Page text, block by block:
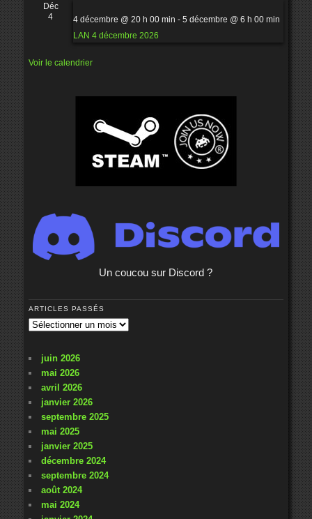
Déc
4
4 décembre @ 20 h 00 min - 5 décembre @ 6 h 00 min
LAN 4 décembre 2026
Voir le calendrier
Un coucou sur Discord ?
ARTICLES PASSÉS
Articles
juin 2026
mai 2026
avril 2026
janvier 2026
septembre 2025
mai 2025
janvier 2025
décembre 2024
septembre 2024
août 2024
mai 2024